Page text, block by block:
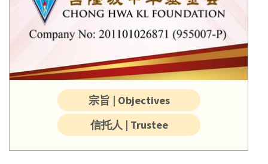
宗旨 | Objectives
信托人 | Trustee